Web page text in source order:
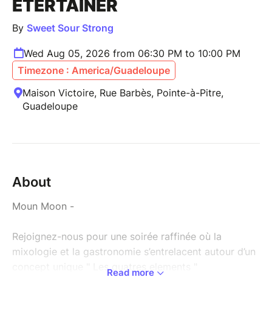
ETERTAINER
By Sweet Sour Strong
Wed Aug 05, 2026 from 06:30 PM to 10:00 PM
Timezone : America/Guadeloupe
Maison Victoire, Rue Barbès, Pointe-à-Pitre,
Guadeloupe
About
Moun Moon -
Rejoignez-nous pour une soirée raffinée où la
mixologie et la gastronomie s’entrelacent autour d’un
concept unique " Les quatres elements "
Read more